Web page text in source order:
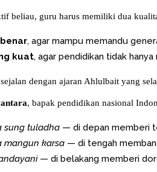
beliau, guru harus memiliki dua
, agar mampu memandu
kuat, agar pendidikan tidak
dengan ajaran Ahlulbait yang
, bapak pendidikan nasional
sung tuladha — di depan memberi
mangun karsa — di tengah
— di belakang memberi